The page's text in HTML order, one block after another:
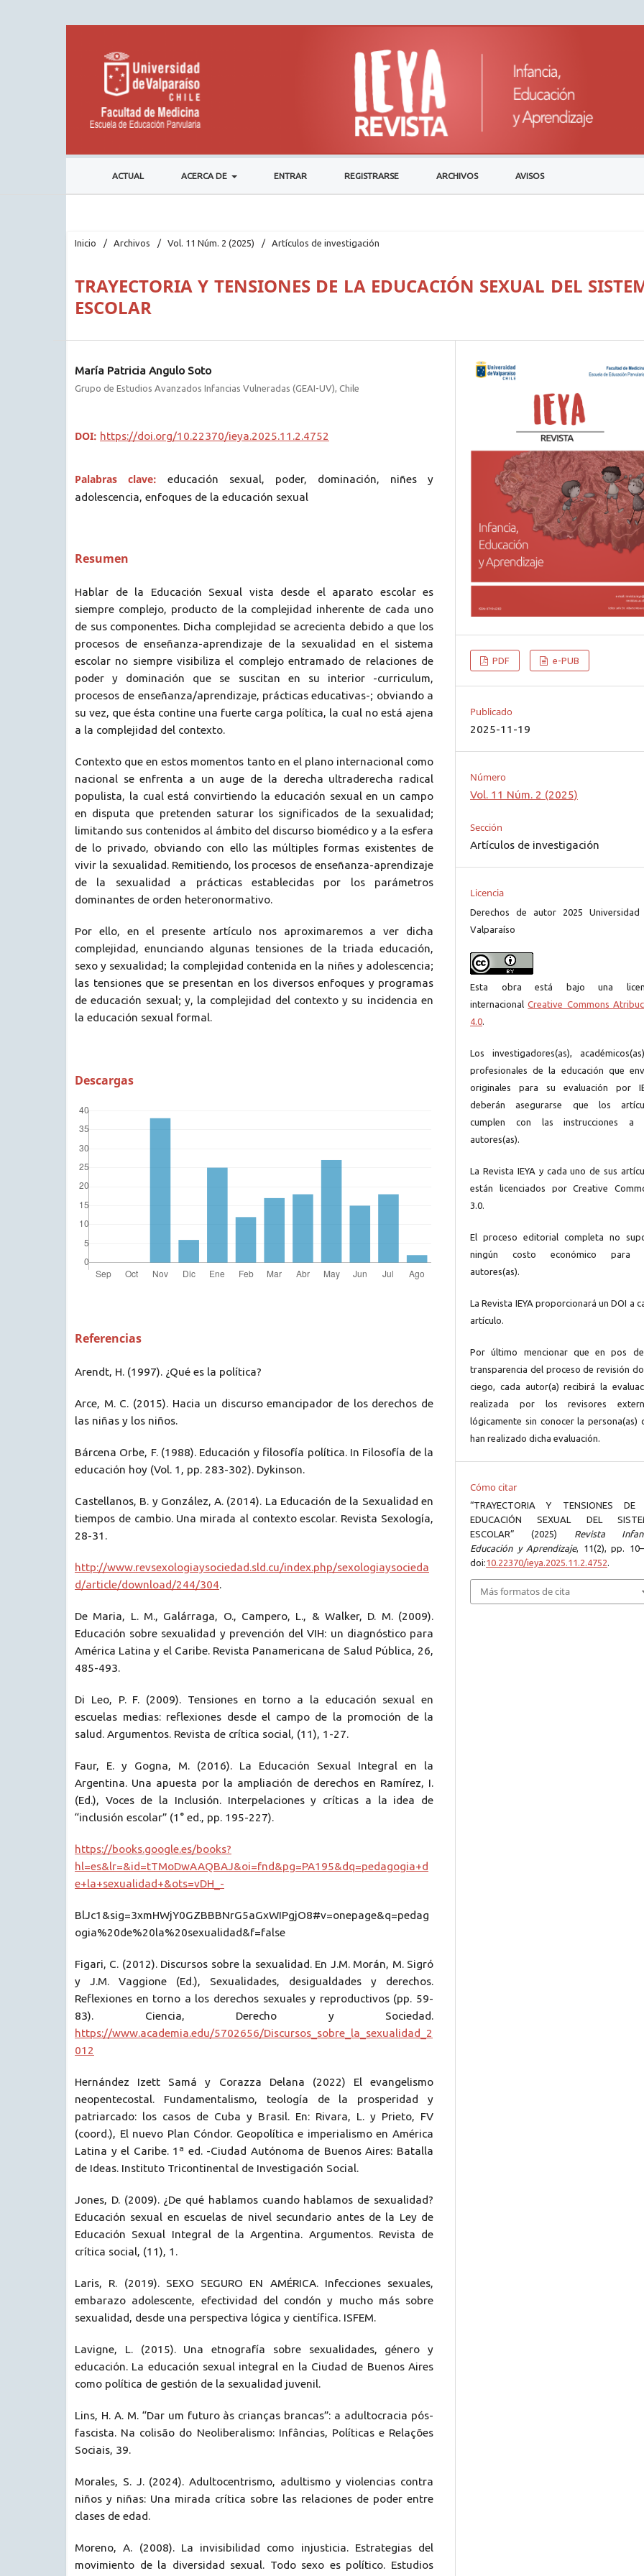
ACTUAL ACERCA DE ENTRAR REGISTRARSE ARCHIVOS AVISOS
Inicio / Archivos / Vol. 11 Núm. 2 (2025) / Artículos de investigación
TRAYECTORIA Y TENSIONES DE LA EDUCACIÓN SEXUAL DEL
ESCOLAR
María Patricia Angulo Soto
Grupo de Estudios Avanzados Infancias Vulneradas (GEAI-UV), Chile
DOI: https://doi.org/10.22370/ieya.2025.11.2.4752
Palabras clave: educación sexual, poder, dominación, niñes y
adolescencia, enfoques de la educación sexual
Resumen
Hablar de la Educación Sexual vista desde el aparato escolar es
siempre complejo, producto de la complejidad inherente de cada uno
de sus componentes. Dicha complejidad se acrecienta debido a que los
procesos de enseñanza-aprendizaje de la sexualidad en el sistema
escolar no siempre visibiliza el complejo entramado de relaciones de
poder y dominación que se suscitan en su interior -curriculum,
procesos de enseñanza/aprendizaje, prácticas educativas-; obviando a
su vez, que ésta contine una fuerte carga política, la cual no está ajena
a la complejidad del contexto.
Contexto que en estos momentos tanto en el plano internacional como
nacional se enfrenta a un auge de la derecha ultraderecha radical
populista, la cual está convirtiendo la educación sexual en un campo
en disputa que pretenden saturar los significados de la sexualidad;
limitando sus contenidos al ámbito del discurso biomédico y a la esfera
de lo privado, obviando con ello las múltiples formas existentes de
vivir la sexualidad. Remitiendo, los procesos de enseñanza-aprendizaje
de la sexualidad a prácticas establecidas por los parámetros
dominantes de orden heteronormativo.
Por ello, en el presente artículo nos aproximaremos a ver dicha
complejidad, enunciando algunas tensiones de la triada educación,
sexo y sexualidad; la complejidad contenida en la niñes y adolescencia;
las tensiones que se presentan en los diversos enfoques y programas
de educación sexual; y, la complejidad del contexto y su incidencia en
la educación sexual formal.
Descargas
Referencias
Arendt, H. (1997). ¿Qué es la política?
Arce, M. C. (2015). Hacia un discurso emancipador de los derechos de
las niñas y los niños.
Bárcena Orbe, F. (1988). Educación y filosofía política. In Filosofía de la
educación hoy (Vol. 1, pp. 283-302). Dykinson.
Castellanos, B. y González, A. (2014). La Educación de la Sexualidad en
tiempos de cambio. Una mirada al contexto escolar. Revista Sexología,
28-31.
http://www.revsexologiaysociedad.sld.cu/index.php/sexologiaysocieda
d/article/download/244/304.
De Maria, L. M., Galárraga, O., Campero, L., & Walker, D. M. (2009).
Educación sobre sexualidad y prevención del VIH: un diagnóstico para
América Latina y el Caribe. Revista Panamericana de Salud Pública, 26,
485-493.
Di Leo, P. F. (2009). Tensiones en torno a la educación sexual en
escuelas medias: reflexiones desde el campo de la promoción de la
salud. Argumentos. Revista de crítica social, (11), 1-27.
Faur, E. y Gogna, M. (2016). La Educación Sexual Integral en la
Argentina. Una apuesta por la ampliación de derechos en Ramírez, I.
(Ed.), Voces de la Inclusión. Interpelaciones y críticas a la idea de
“inclusión escolar” (1° ed., pp. 195-227).
https://books.google.es/books?
hl=es&lr=&id=tTMoDwAAQBAJ&oi=fnd&pg=PA195&dq=pedagogia+d
e+la+sexualidad+&ots=vDH_-
BlJc1&sig=3xmHWjY0GZBBBNrG5aGxWIPgjO8#v=onepage&q=pedag
ogia%20de%20la%20sexualidad&f=false
Figari, C. (2012). Discursos sobre la sexualidad. En J.M. Morán, M. Sigró
y J.M. Vaggione (Ed.), Sexualidades, desigualdades y derechos.
Reflexiones en torno a los derechos sexuales y reproductivos (pp. 59-
83). Ciencia, Derecho y Sociedad.
https://www.academia.edu/5702656/Discursos_sobre_la_sexualidad_2
012
Hernández Izett Samá y Corazza Delana (2022) El evangelismo
neopentecostal. Fundamentalismo, teología de la prosperidad y
patriarcado: los casos de Cuba y Brasil. En: Rivara, L. y Prieto, FV
(coord.), El nuevo Plan Cóndor. Geopolítica e imperialismo en América
Latina y el Caribe. 1ª ed. -Ciudad Autónoma de Buenos Aires: Batalla
de Ideas. Instituto Tricontinental de Investigación Social.
Jones, D. (2009). ¿De qué hablamos cuando hablamos de sexualidad?
Educación sexual en escuelas de nivel secundario antes de la Ley de
Educación Sexual Integral de la Argentina. Argumentos. Revista de
crítica social, (11), 1.
Laris, R. (2019). SEXO SEGURO EN AMÉRICA. Infecciones sexuales,
embarazo adolescente, efectividad del condón y mucho más sobre
sexualidad, desde una perspectiva lógica y científica. ISFEM.
Lavigne, L. (2015). Una etnografía sobre sexualidades, género y
educación. La educación sexual integral en la Ciudad de Buenos Aires
como política de gestión de la sexualidad juvenil.
Lins, H. A. M. “Dar um futuro às crianças brancas”: a adultocracia pós-
fascista. Na colisão do Neoliberalismo: Infâncias, Políticas e Relações
Sociais, 39.
Morales, S. J. (2024). Adultocentrismo, adultismo y violencias contra
niños y niñas: Una mirada crítica sobre las relaciones de poder entre
clases de edad.
Moreno, A. (2008). La invisibilidad como injusticia. Estrategias del
movimiento de la diversidad sexual. Todo sexo es político. Estudios
PDF e-PUB
Publicado
2025-11-19
Número
Vol. 11 Núm. 2 (2025)
Sección
Artículos de investigación
Licencia
Derechos de autor 2025 Universidad
Valparaíso
Esta obra está bajo una
internacionalCreative Commons
4.0.
Los investigadores(as),
profesionales de la educación que
originales para su evaluación por
deberán asegurarse que los
cumplen con las instrucciones a
autores(as).
La Revista IEYA y cada uno de sus
están licenciados por Creative
3.0.
El proceso editorial completa no
ningún costo económico para
autores(as).
La Revista IEYA proporcionará un DOI a
artículo.
Por último mencionar que en pos
transparencia del proceso de revisión
ciego, cada autor(a) recibirá la
realizada por los revisores
lógicamente sin conocer la persona(as)
han realizado dicha evaluación.
Cómo citar
“TRAYECTORIA Y TENSIONES DE
EDUCACIÓN SEXUAL DEL
ESCOLAR” (2025) Revista
Educación y Aprendizaje, 11(2), pp.
doi:10.22370/ieya.2025.11.2.4752.
Más formatos de cita